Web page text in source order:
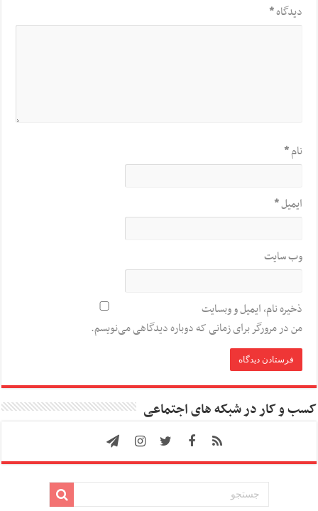
دیدگاه*
نام*
ایمیل*
وب‌ سایت
ذخیره نام، ایمیل و وبسایت
من در مرورگر برای زمانی که دوباره دیدگاهی می‌نویسم.
کسب و کار در شبکه های اجتماعی